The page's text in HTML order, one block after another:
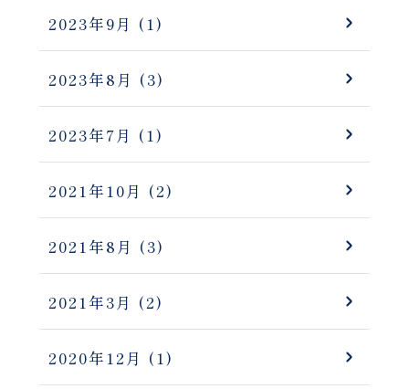
2023年9月 (1)
2023年8月 (3)
2023年7月 (1)
2021年10月 (2)
2021年8月 (3)
2021年3月 (2)
2020年12月 (1)